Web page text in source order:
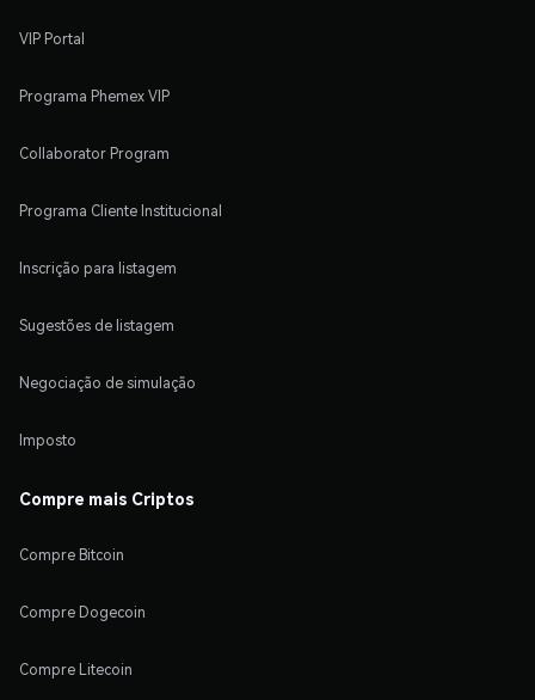
VIP Portal
Programa Phemex VIP
Collaborator Program
Programa Cliente Institucional
Inscrição para listagem
Sugestões de listagem
Negociação de simulação
Imposto
Compre mais Criptos
Compre Bitcoin
Compre Dogecoin
Compre Litecoin